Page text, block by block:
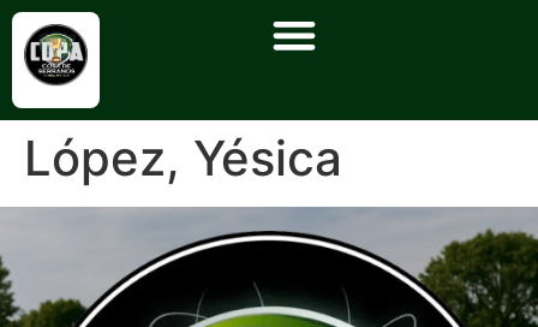
López, Yésica